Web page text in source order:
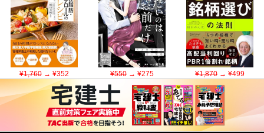
¥1,760→ ¥352 ¥550→ ¥275 ¥1,870→ ¥499